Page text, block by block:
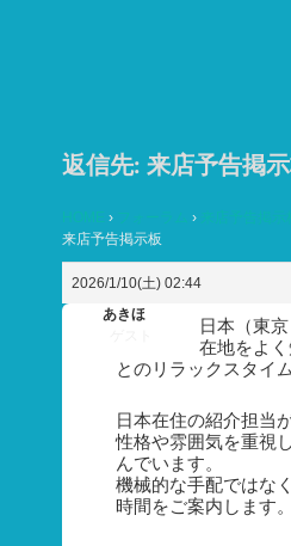
返信先: 来店予告掲
HOME › フォーラム › 来店予告掲示
来店予告掲示板
2026/1/10(土) 02:44
あきほ
日本（東
在地をよ
とのリラックスタイ
日本在住の紹介担当が
性格や雰囲気を重視
んでいます。
機械的な手配ではな
時間をご案内します。